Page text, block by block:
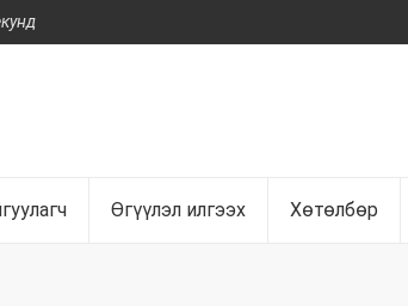
Өгүүлэл илгээх Хөтөлбөр